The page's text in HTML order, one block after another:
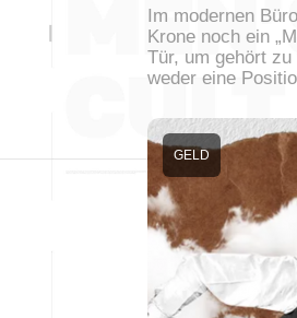
Im modernen
Krone noch ein
Tür, um gehört
weder eine
GELD